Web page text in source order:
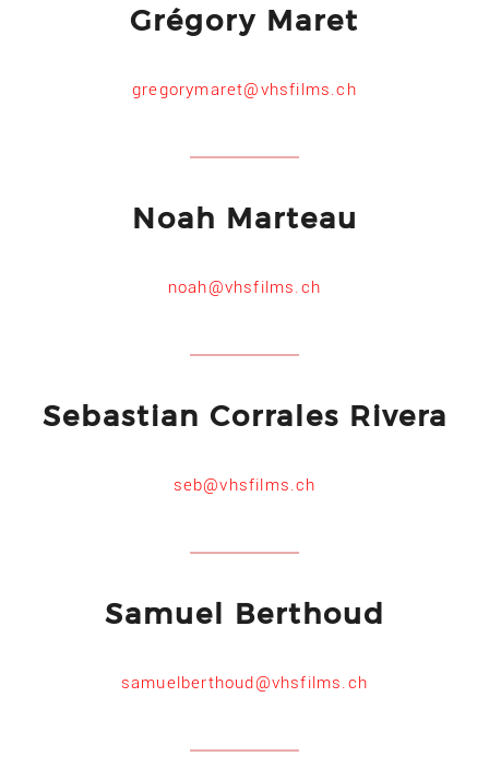
Grégory Maret
gregorymaret@vhsfilms.ch
Noah Marteau
noah@vhsfilms.ch
Sebastian Corrales Rivera
seb@vhsfilms.ch
Samuel Berthoud
samuelberthoud@vhsfilms.ch